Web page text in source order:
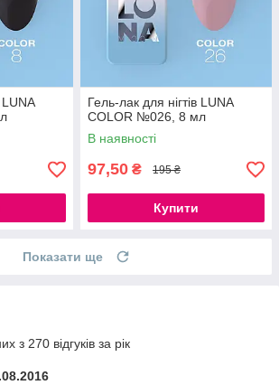
LUNA
Гель-лак для нігтів LUNA
COLOR №026, 8 мл
В наявності
97,50 ₴ 195 ₴
Купити
Показати ще
з 270 відгуків за рік